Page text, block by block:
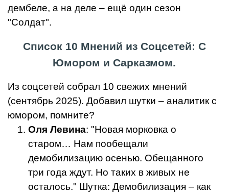
дембеле, а на деле – ещё один сезон
"Солдат".
Список 10 Мнений из Соцсетей: С
Юмором и Сарказмом.
Из соцсетей собрал 10 свежих мнений
(сентябрь 2025). Добавил шутки – аналитик с
юмором, помните?
Оля Левина: "Новая морковка о
старом… Нам пообещали
демобилизацию осенью. Обещанного
три года ждут. Но таких в живых не
осталось." Шутка: Демобилизация – как